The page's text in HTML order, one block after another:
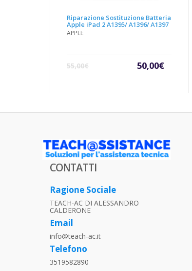
Riparazione Sostituzione Batteria
Apple iPad 2 A1395/ A1396/ A1397
APPLE
55,00€ 50,00€
Il
CONTATTI
Ragione Sociale
TEACH-AC DI ALESSANDRO
CALDERONE
Email
info@teach-ac.it
Telefono
3519582890